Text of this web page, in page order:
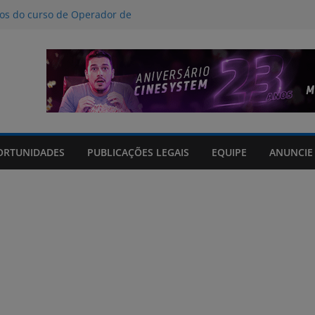
do curso de Operador de
poucas chances de cura para o
climático, portaria suspende
FURG até sexta (7) pela manhã
PUBLICAÇÕES LEGAIS EQUIPE ANUNCIE